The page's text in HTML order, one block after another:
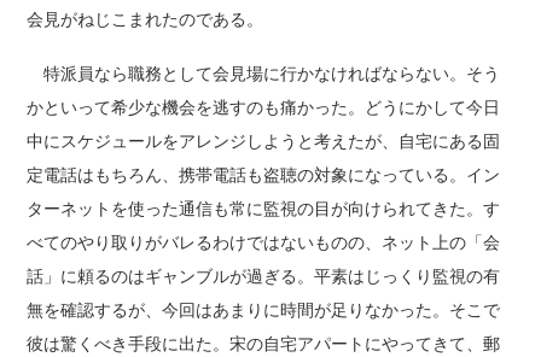
会見がねじこまれたのである。
特派員なら職務として会見場に行かなければならない。そう
かといって希少な機会を逃すのも痛かった。どうにかして今日
中にスケジュールをアレンジしようと考えたが、自宅にある固
定電話はもちろん、携帯電話も盗聴の対象になっている。イン
ターネットを使った通信も常に監視の目が向けられてきた。す
べてのやり取りがバレるわけではないものの、ネット上の「会
話」に頼るのはギャンブルが過ぎる。平素はじっくり監視の有
無を確認するが、今回はあまりに時間が足りなかった。そこで
彼は驚くべき手段に出た。宋の自宅アパートにやってきて、郵